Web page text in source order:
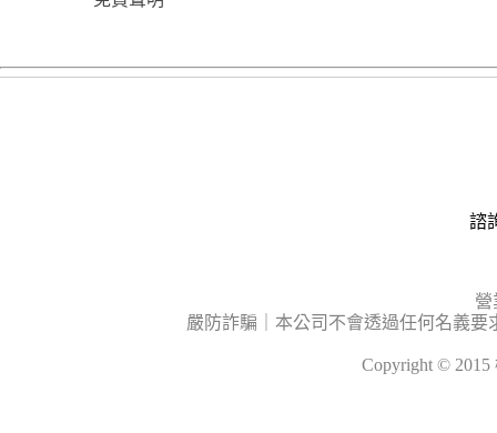
諮
營
嚴防詐騙｜本公司不會透過任何名義
Copyright ©